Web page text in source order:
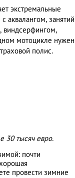
экстремальные
аквалангом, занятий
мотоцикле нужен
полис.
30 тысяч евро.
почти
провести зимние